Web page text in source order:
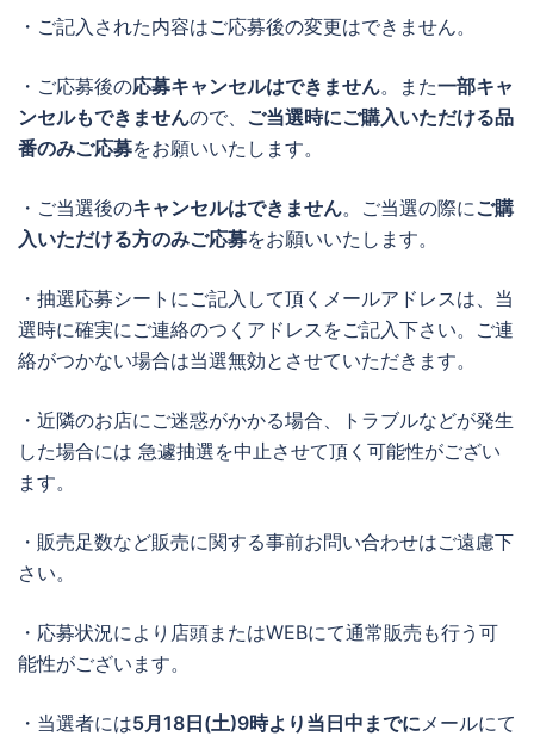
・ご記入された内容はご応募後の変更はできません。
・ご応募後の応募キャンセルはできません。また一部キャ
ンセルもできませんので、 ご当選時にご購入いただける品
番のみご応募をお願いいたします。
・ご当選後のキャンセルはできません。ご当選の際に ご購
入いただける方のみご応募をお願いいたします。
・抽選応募シートにご記入して頂くメールアドレスは、当
選時に確実にご連絡のつくアドレスをご記入下さい。ご連
絡がつかない場合は当選無効とさせていただきます。
・近隣のお店にご迷惑がかかる場合、トラブルなどが発生
した場合には 急遽抽選を中止させて頂く可能性がござい
ます。
・販売足数など販売に関する事前お問い合わせはご遠慮下
さい。
・応募状況により店頭またはWEBにて通常販売も行う可
能性がございます。
・当選者には5月18日(土)9時より当日中までに メールにて